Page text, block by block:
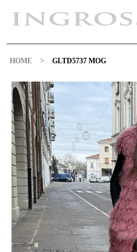
HOME > GLTD5737 MOG